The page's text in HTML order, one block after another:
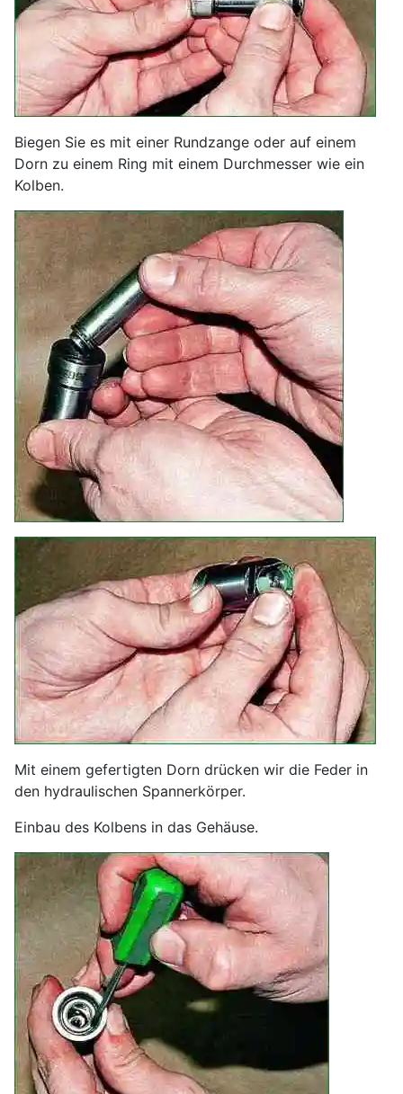
Biegen Sie es mit einer Rundzange oder auf einem
Dorn zu einem Ring mit einem Durchmesser wie ein
Kolben.
Mit einem gefertigten Dorn drücken wir die Feder in
den hydraulischen Spannerkörper.
Einbau des Kolbens in das Gehäuse.